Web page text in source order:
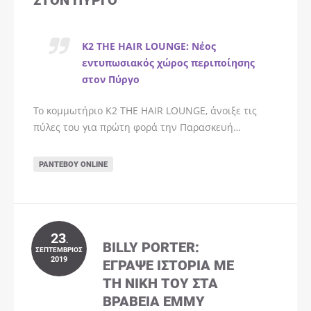
K2 THE HAIR LOUNGE: Νέος
εντυπωσιακός χώρος περιποίησης
στον Πύργο
Το κομμωτήριο K2 THE HAIR LOUNGE, άνοιξε τις
πύλες του για πρώτη φορά την Παρασκευή…
ΡΑΝΤΕΒΟΎ ONLINE
23.
ΣΕΠΤΈΜΒΡΙΟΣ
2019
BILLY PORTER:
ΈΓΡΑΨΕ ΙΣΤΟΡΊΑ ΜΕ
ΤΗ ΝΊΚΗ ΤΟΥ ΣΤΑ
ΒΡΑΒΕΊΑ EMMY